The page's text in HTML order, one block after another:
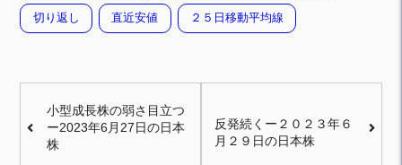
切り返し 直近安値 ２５日移動平均線
小型成長株の弱さ目立つ
ー2023年6月27日の日本
株
反発続くー２０２３年６
月２９日の日本株